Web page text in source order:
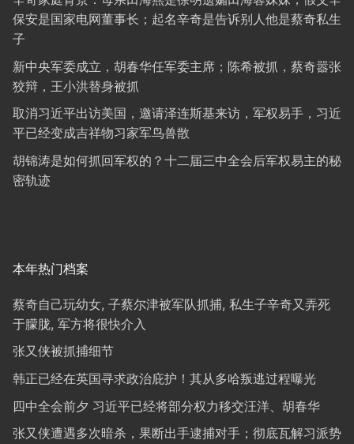
保安是国家电网董事长；起名辛奇是告诉别人他是蔡奇私生
子
新中央军委成立，胡春华任军委主席；陈希被抓，蔡奇嚣张
狡辩，王小洪替身被抓
取消习近平出访美国，邀请泽连斯基来访，军权易手，习近
平已经变成吉祥物习家军鸟兽散
胡锦涛是如何抓回军权的？十二届三中全会后军权易主的秘
密轨迹
本年热门档案
蔡奇自己玩幼女, 子蔡尔津被军队抓捕, 私生子辛奇又弄死
于朦胧, 军方将很快介入
张又侠被抓捕细节
韩正已经在英国寻求政治庇护！其从多哈叛逃过程曝光
四中全会前夕 习近平已经将部分权力移交汪洋、胡春华
张又侠遭遇多次暗杀，果断出手逮捕对手；彻底瓦解习派势